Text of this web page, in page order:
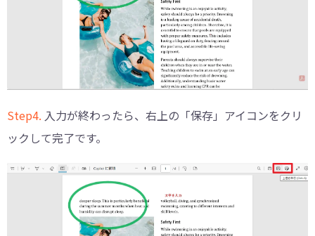
Step4. 入力が終わったら、右上の「保存」アイコンをクリ
ックして完了です。